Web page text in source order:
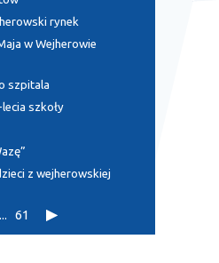
rynek
w Wejherowie
szpitala
szkoły
z wejherowskiej
... 61